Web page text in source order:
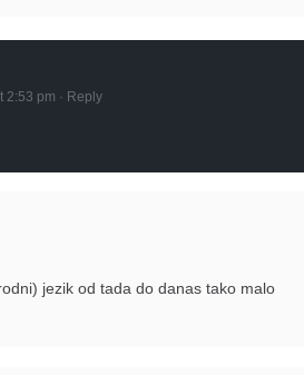
2:53 pm · Reply
jezik od tada do danas tako malo